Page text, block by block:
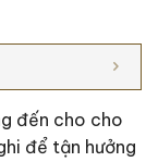
đến cho cho
để tận hưởng